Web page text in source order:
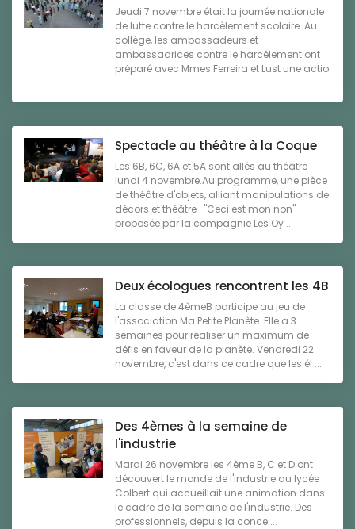
Jeudi 7 novembre était la journée nationale
de lutte contre le harcèlement scolaire. Au
collège, les ambassadeurs et
ambassadrices contre le harcèlement ont
préparé avec Mmes Ferreira et Lust une actio
...
Spectacle au théâtre à la Coque
Les 6B, 6C, 6A et 5A sont allés au théâtre
lundi 4 novembre.Au programme, une pièce
de théâtre d'objets, alliant manipulations de
décors et théâtre : "Ceci est mon non"
proposée par la compagnie Les Oy ...
Deux écologues rencontrent les 4B
La classe de 4èmeB participe au jeu de
l'association Ma Petite Planète. Elle a 3
semaines pour réaliser un maximum de
défis en faveur de la planète. Vendredi 22
novembre, c'est dans ce cadre que les él ...
Des 4èmes à la semaine de
l'industrie
Mardi 26 novembre les 4ème B, C et D ont
découvert le monde de l'industrie au lycée
Colbert qui accueillait une animation dans
le cadre de la semaine de l'industrie. Des
professionnels, depuis la conce ...